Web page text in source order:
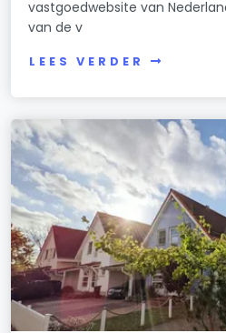
vastgoedwebsite van
van de v
LEES VERDER